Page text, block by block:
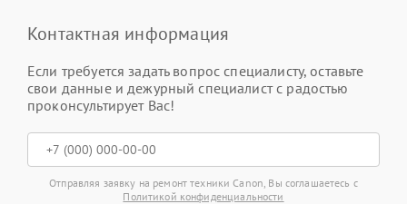
Контактная информация
Если требуется задать вопрос специалисту, оставьте
свои данные и дежурный специалист с радостью
проконсультирует Вас!
Отправляя заявку на ремонт техники Canon, Вы соглашаетесь с
Политикой конфиденциальности